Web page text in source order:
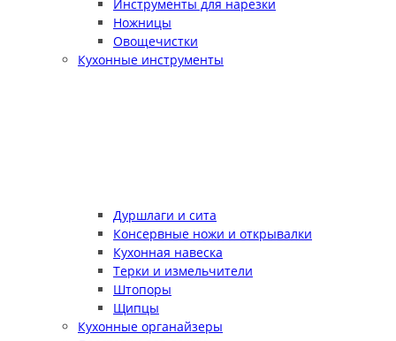
Инструменты для нарезки
Ножницы
Овощечистки
Кухонные инструменты
Дуршлаги и сита
Консервные ножи и открывалки
Кухонная навеска
Терки и измельчители
Штопоры
Щипцы
Кухонные органайзеры